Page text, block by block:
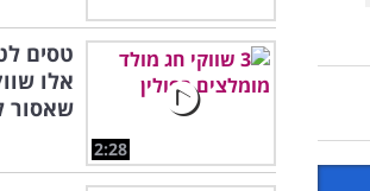
2:28
טסים
אלו
שאסור